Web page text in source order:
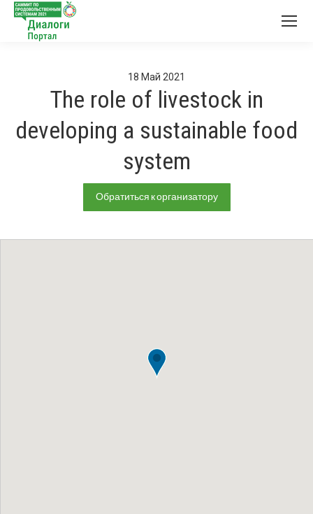
18 Май 2021
The role of livestock in
developing a sustainable food
system
Обратиться к организатору